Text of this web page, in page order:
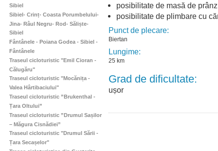
Sibiel
Sibiel- Crinț- Coasta Porumbelului-
Jina- Râul Negru- Rod- Săliște-
Sibiel
Fântânele - Poiana Godea - Sibiel -
Fântânele
Traseul cicloturistic "Emil Cioran -
Călugăru"
Traseul cicloturistic "Mocănița -
Valea Hârtibaciului"
Traseul cicloturistic ”Brukenthal -
Țara Oltului”
Traseul cicloturistic ”Drumul Sașilor
– Măgura Cisnădiei”
Traseul cicloturistic "Drumul Sării -
Țara Secașelor"
posibilitate de masă de
posibilitate de plimbare cu
Punct de plecare:
Biertan
Lungime:
25 km
Grad de dificultate:
ușor